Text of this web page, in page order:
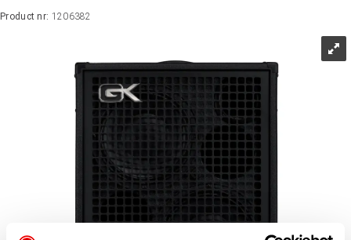
Product nr: 1206382